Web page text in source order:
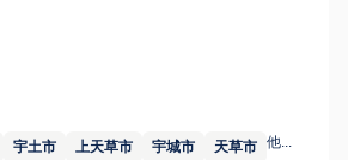
宇土市 上天草市 宇城市 天草市 他...